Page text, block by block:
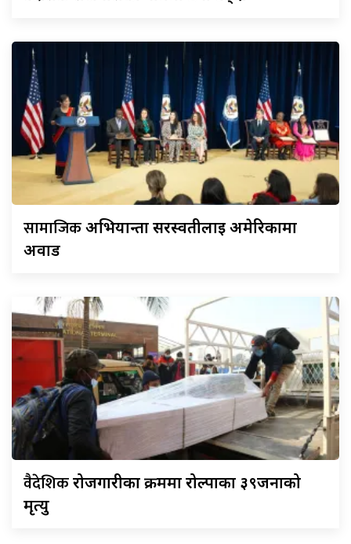
सामाजिकअभियान्ता सरस्वतीलाई अमेरिकामा
अवार्ड
वैदेशिकरोजगारीका क्रममा रोल्पाका ३९जनाको
मृत्यु